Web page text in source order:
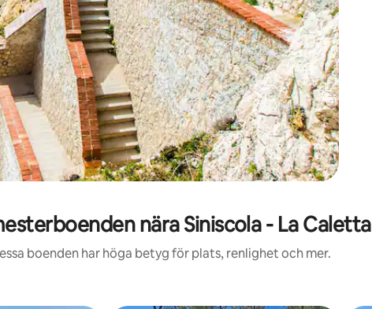
nära Siniscola - La Caletta
boenden har höga betyg för plats, renlighet och mer.